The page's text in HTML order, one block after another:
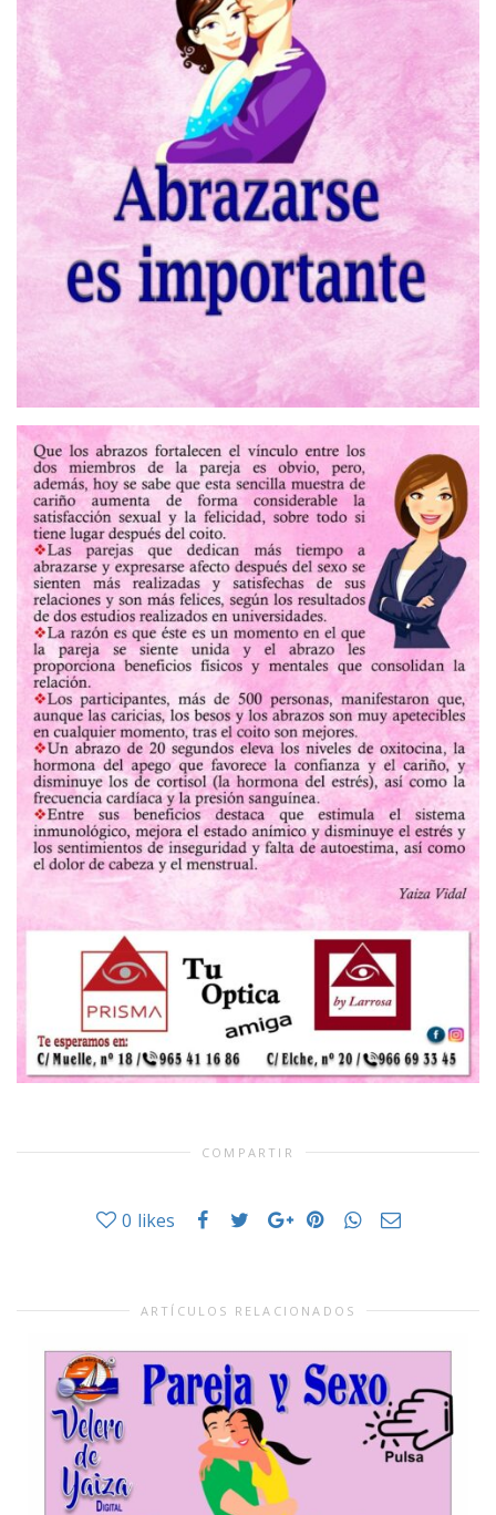
COMPARTIR
0 likes
ARTÍCULOS RELACIONADOS